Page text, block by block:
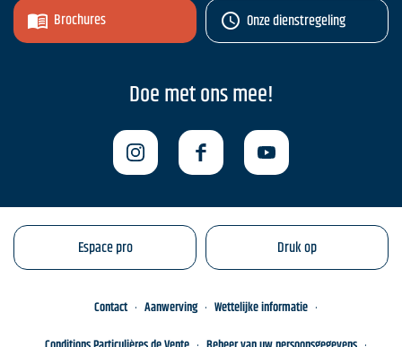
Brochures Onze dienstregeling
Doe met ons mee!
Espace pro Druk op
Contact Aanwerving
Wettelijke informatie